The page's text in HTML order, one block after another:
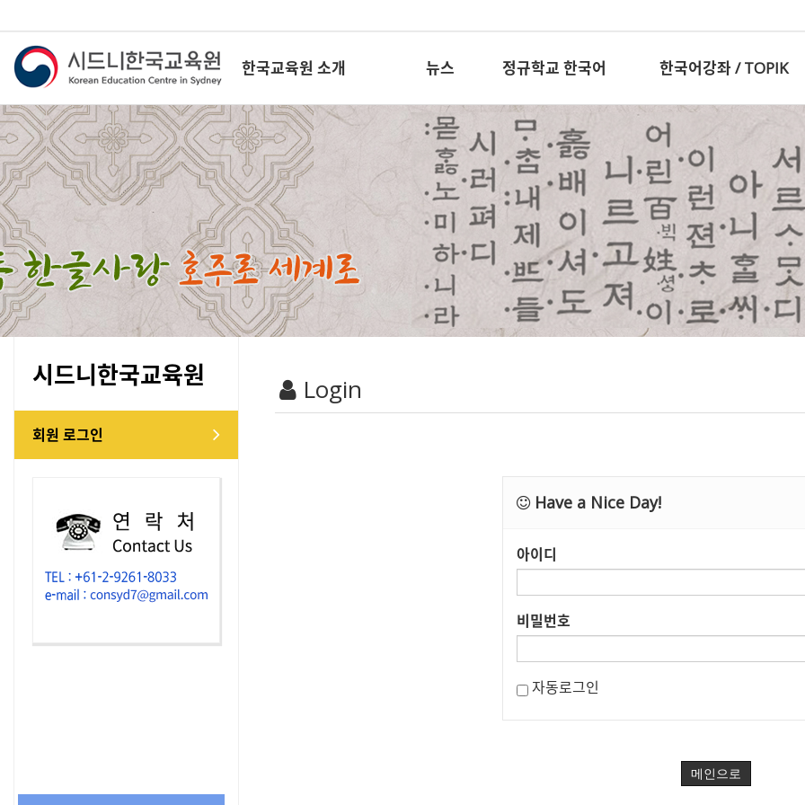
한국교육원 소개 뉴스 정규학교 한국어 한국어강좌 / TOPIK
시드니한국교육원
회원 로그인
Login
Have a Nice Day!
아이디
비밀번호
자동로그인
메인으로